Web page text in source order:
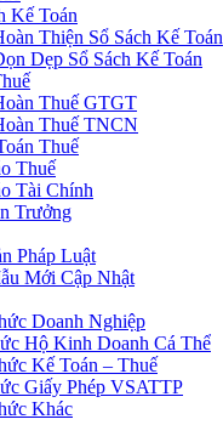
Kế Toán
Thiện Sổ Sách Kế Toán
Dẹp Sổ Sách Kế Toán
Thuế GTGT
Thuế TNCN
Thuế
Thuế
Tài Chính
Trưởng
Pháp Luật
Mới Cập Nhật
Doanh Nghiệp
Hộ Kinh Doanh Cá Thể
Kế Toán – Thuế
Giấy Phép VSATTP
Khác